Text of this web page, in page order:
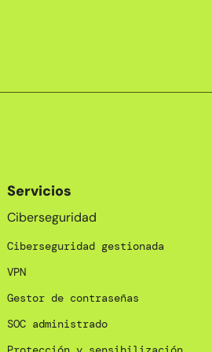
Servicios
Ciberseguridad
Ciberseguridad gestionada
VPN
Gestor de contraseñas
SOC administrado